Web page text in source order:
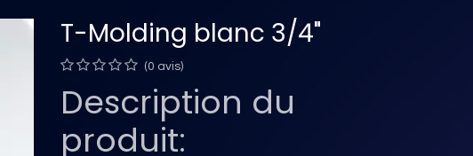
T-Molding blanc 3/4"
(0 avis)
Description du
produit: